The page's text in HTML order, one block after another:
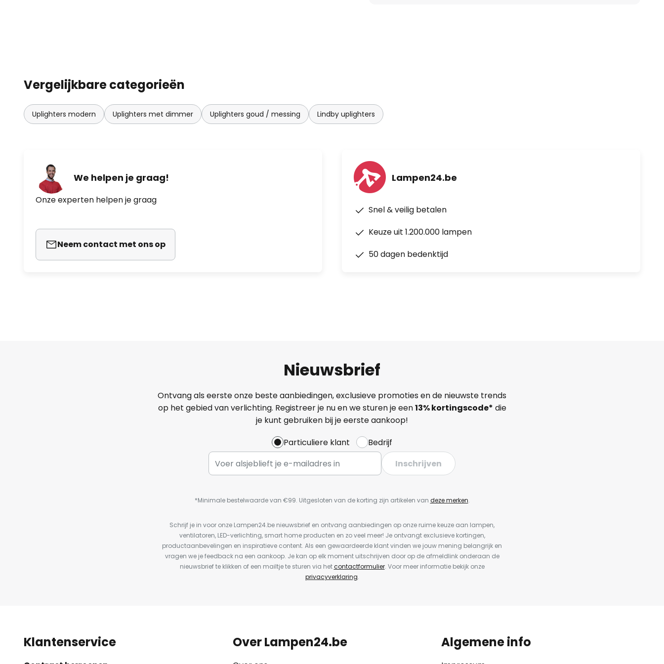
Vergelijkbare categorieën
Uplighters modern Uplighters met dimmer Uplighters goud / messing Lindby uplighters
We helpen je graag!
Onze experten helpen je graag
Neem contact met ons op
Lampen24.be
Snel & veilig betalen
Keuze uit 1.200.000 lampen
50 dagen bedenktijd
Nieuwsbrief
Ontvang als eerste onze beste aanbiedingen, exclusieve promoties en de nieuwste trends
op het gebied van verlichting. Registreer je nu en we sturen je een13%kortingscode* die
je kunt gebruiken bij je eerste aankoop!
Particuliere klant
Bedrijf
Inschrijven
*Minimale bestelwaarde van €99. Uitgesloten van de korting zijn artikelen van deze merken.
Schrijf je in voor onze Lampen24.be nieuwsbrief en ontvang aanbiedingen op onze ruime keuze aan lampen,
ventilatoren, LED-verlichting, smart home producten en zo veel meer! Je ontvangt exclusieve kortingen,
productaanbevelingen en inspiratieve content. Als een gewaardeerde klant vinden we jouw mening belangrijk en
vragen we je feedback na een aankoop. Je kan op elk moment uitschrijven door op de afmeldlink onderaan de
nieuwsbrief te klikken of een mailtje te sturen via hetcontactformulier. Voor meer informatie bekijk onze
privacyverklaring.
Klantenservice Over Lampen24.be Algemene info